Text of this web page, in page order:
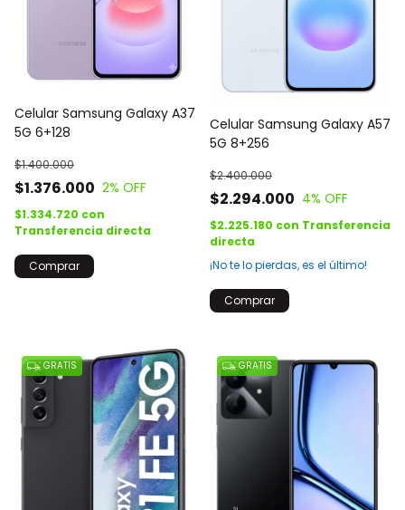
Celular Samsung Galaxy A37
5G 6+128
$1.376.000
$1.400.000
2% OFF
$1.334.720 con
Transferencia directa
Comprar
Celular Samsung Galaxy A57
5G 8+256
$2.294.000
$2.400.000
4% OFF
$2.225.180 con Transferencia
directa
¡No te lo pierdas, es el último!
Comprar
GRATIS GRATIS